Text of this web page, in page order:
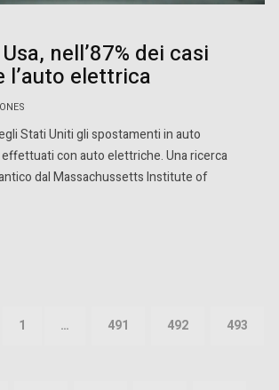
nell’87% dei casi
l’auto elettrica
Stati Uniti gli spostamenti in auto
con auto elettriche. Una ricerca
dal Massachussetts Institute of
1 … 491 492 493